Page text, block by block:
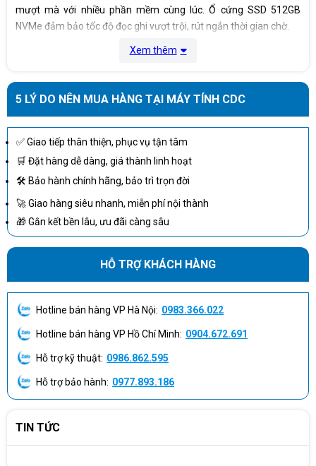
mượt mà với nhiều phần mềm cùng lúc. Ổ cứng SSD 512GB
NVMe đảm bảo tốc độ đọc ghi vượt trội, rút ngắn thời gian chờ.
Đồ họa và hiển thị đa màn hình
HDMI, DisplayPort, VGA. Khả năng làm việc với nhiều màn hình
nhân viên phân tích số liệu.
Cổng hiện đại: USB-C 10Gbps, USB-A 10Gbps, HDMI,
Kết nối mạng: LAN gigabit + Wi-Fi 6 + Bluetooth 5.3.
Phù hợp môi trường làm việc hybrid, hỗ trợ hội nghị
Ứng dụng thực tế của HP Pro Tower 400 G9 (BG8Q4AT)
Doanh nghiệp cần PC mạnh cho phòng kỹ thuật,
thiết kế, R&D.
Cá nhân chuyên nghiệp: phân tích dữ liệu, code, xử
Các tổ chức giáo dục – đào tạo CNTT, cần PC đa
năng, hiệu năng cao.
Liên hệ ngay Máy Tính CDC để sở hữu HP Pro Tower 400 G9
(BG8Q4AT) chính hãng. Với cấu hình Core i7 mạnh mẽ, CDC cam
Xem thêm
5 LÝ DO NÊN MUA HÀNG TẠI MÁY TÍNH CDC
✅ Giao tiếp thân thiện, phục vụ tận tâm
🛒 Đặt hàng dễ dàng, giá thành linh hoạt
🛠 Bảo hành chính hãng, bảo trì trọn đời
🚀 Giao hàng siêu nhanh, miễn phí nội thành
🎁 Gắn kết bền lâu, ưu đãi càng sâu
HỖ TRỢ KHÁCH HÀNG
Hotline bán hàng VP Hà Nội: 0983.366.022
Hotline bán hàng VP Hồ Chí Minh: 0904.672.691
Hỗ trợ kỹ thuật: 0986.862.595
Hỗ trợ bảo hành: 0977.893.186
TIN TỨC